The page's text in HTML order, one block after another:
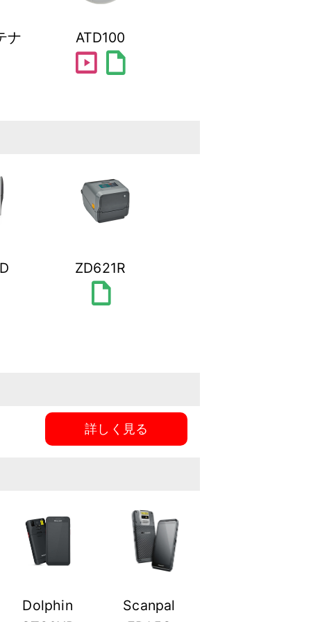
ナ ATD100
slideshow draft
ZD621R
draft
詳しく見る
Dolphin
Scanpal